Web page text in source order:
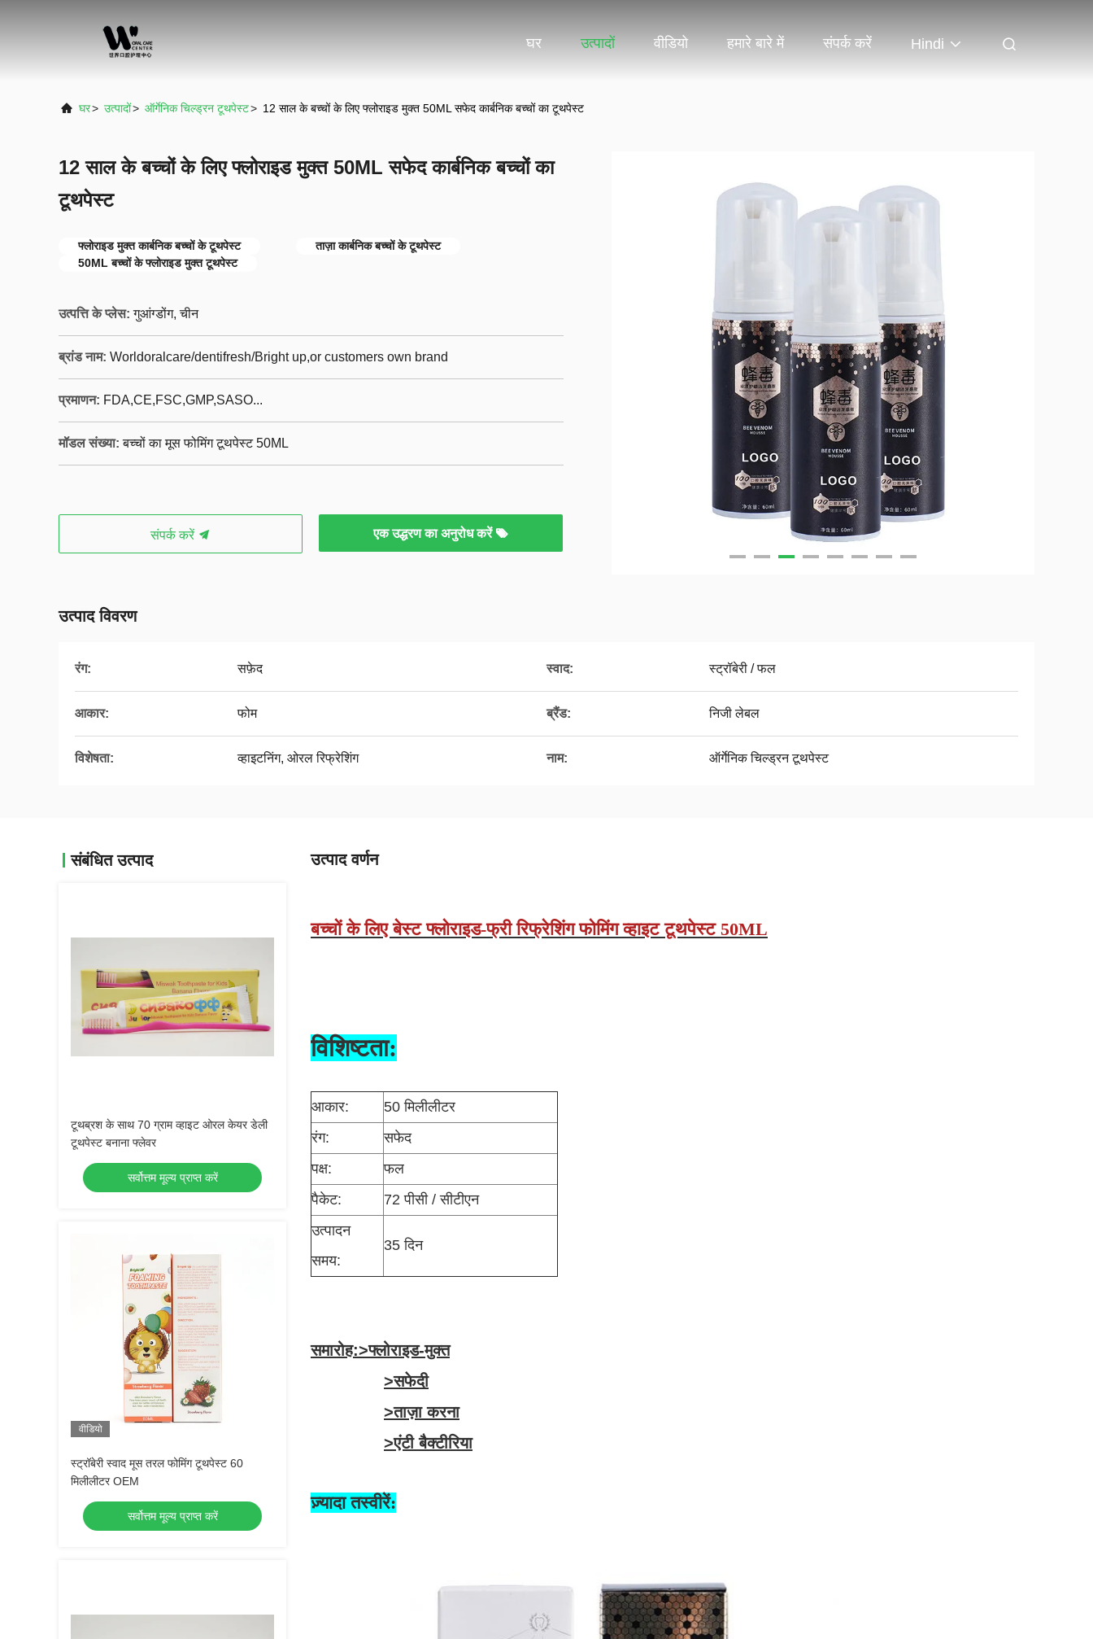
घर उत्पादों वीडियो हमारे बारे में संपर्क करें Hindi
घर> उत्पादों> ऑर्गेनिक चिल्ड्रन टूथपेस्ट> 12 साल के बच्चों के लिए फ्लोराइड मुक्त 50ML सफेद कार्बनिक बच्चों का टूथपेस्ट
12 साल के बच्चों के लिए फ्लोराइड मुक्त 50ML सफेद कार्बनिक बच्चों का
टूथपेस्ट
फ्लोराइड मुक्त कार्बनिक बच्चों के टूथपेस्ट
ताज़ा कार्बनिक बच्चों के टूथपेस्ट
50ML बच्चों के फ्लोराइड मुक्त टूथपेस्ट
उत्पत्ति के प्लेस: गुआंग्डोंग, चीन
ब्रांड नाम: Worldoralcare/dentifresh/Bright up,or customers own brand
प्रमाणन: FDA,CE,FSC,GMP,SASO...
मॉडल संख्या: बच्चों का मूस फोमिंग टूथपेस्ट 50ML
संपर्क करें एक उद्धरण का अनुरोध करें
उत्पाद विवरण
रंग: सफ़ेद स्वाद: स्ट्रॉबेरी / फल
आकार: फोम ब्रैंड: निजी लेबल
विशेषता: व्हाइटनिंग, ओरल रिफ्रेशिंग नाम: ऑर्गेनिक चिल्ड्रन टूथपेस्ट
संबंधित उत्पाद
टूथब्रश के साथ 70 ग्राम व्हाइट ओरल केयर डेली
टूथपेस्ट बनाना फ्लेवर
सर्वोत्तम मूल्य प्राप्त करें
वीडियो
स्ट्रॉबेरी स्वाद मूस तरल फोमिंग टूथपेस्ट 60
मिलीलीटर OEM
सर्वोत्तम मूल्य प्राप्त करें
उत्पाद वर्णन
बच्चों के लिए बेस्ट फ्लोराइड-फ्री रिफ्रेशिंग फोमिंग व्हाइट टूथपेस्ट 50ML
विशिष्टता:
आकार:
50 मिलीलीटर
रंग:
सफेद
पक्ष:
फल
पैकेट:
72 पीसी / सीटीएन
उत्पादन
समय:
35 दिन
समारोह:>फ्लोराइड-मुक्त
>सफेदी
>ताज़ा करना
>एंटी बैक्टीरिया
ज़्यादा तस्वीरें: